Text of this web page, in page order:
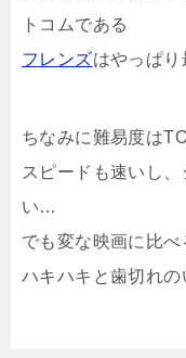
トコムである
フレンズはやっぱり
ちなみに難易度は
スピードも速いし
い…
でも変な映画に比べ
ハキハキと歯切れの